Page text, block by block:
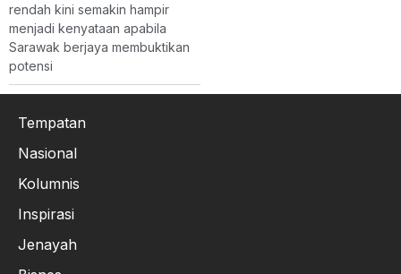
rendah kini semakin hampir
menjadi kenyataan apabila
Sarawak berjaya membuktikan
potensi
Tempatan
Nasional
Kolumnis
Inspirasi
Jenayah